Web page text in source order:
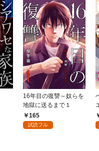
16年目の復讐～奴らを
地獄に送るまで１
165
試読フル